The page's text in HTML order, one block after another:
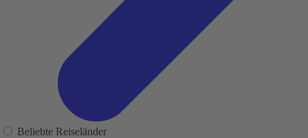
Beliebte Reiseländer